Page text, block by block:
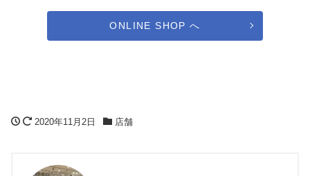
ONLINE SHOP へ
2020年11月2日 店舗